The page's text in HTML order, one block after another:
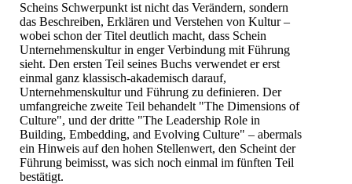
Scheins Schwerpunkt ist nicht das Verändern, sondern
das Beschreiben, Erklären und Verstehen von Kultur –
wobei schon der Titel deutlich macht, dass Schein
Unternehmenskultur in enger Verbindung mit Führung
sieht. Den ersten Teil seines Buchs verwendet er erst
einmal ganz klassisch-akademisch darauf,
Unternehmenskultur und Führung zu definieren. Der
umfangreiche zweite Teil behandelt "The Dimensions of
Culture", und der dritte "The Leadership Role in
Building, Embedding, and Evolving Culture" – abermals
ein Hinweis auf den hohen Stellenwert, den Scheint der
Führung beimisst, was sich noch einmal im fünften Teil
bestätigt.